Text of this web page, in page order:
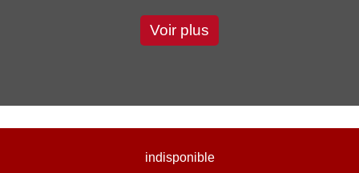
Voir plus
indisponible